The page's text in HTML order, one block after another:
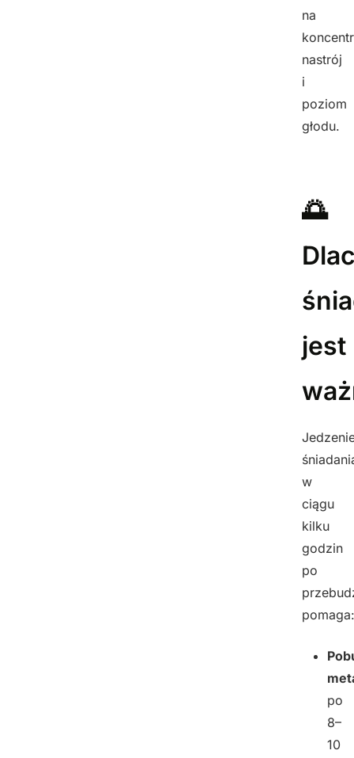
na
nastrój
i
poziom
głodu.
🌅
jest
w
ciągu
kilku
godzin
po
pomaga:
po
8–
10